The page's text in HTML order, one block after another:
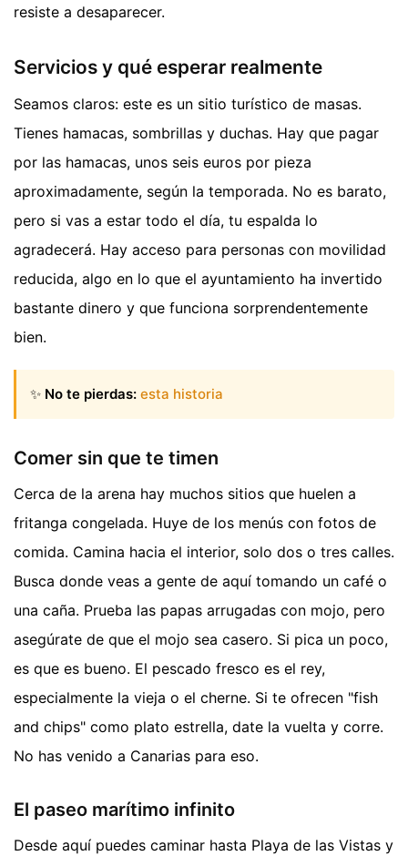
resiste a desaparecer.
Servicios y qué esperar realmente
Seamos claros: este es un sitio turístico de masas.
Tienes hamacas, sombrillas y duchas. Hay que pagar
por las hamacas, unos seis euros por pieza
aproximadamente, según la temporada. No es barato,
pero si vas a estar todo el día, tu espalda lo
agradecerá. Hay acceso para personas con movilidad
reducida, algo en lo que el ayuntamiento ha invertido
bastante dinero y que funciona sorprendentemente
bien.
✨ No te pierdas: esta historia
Comer sin que te timen
Cerca de la arena hay muchos sitios que huelen a
fritanga congelada. Huye de los menús con fotos de
comida. Camina hacia el interior, solo dos o tres calles.
Busca donde veas a gente de aquí tomando un café o
una caña. Prueba las papas arrugadas con mojo, pero
asegúrate de que el mojo sea casero. Si pica un poco,
es que es bueno. El pescado fresco es el rey,
especialmente la vieja o el cherne. Si te ofrecen "fish
and chips" como plato estrella, date la vuelta y corre.
No has venido a Canarias para eso.
El paseo marítimo infinito
Desde aquí puedes caminar hasta Playa de las Vistas y